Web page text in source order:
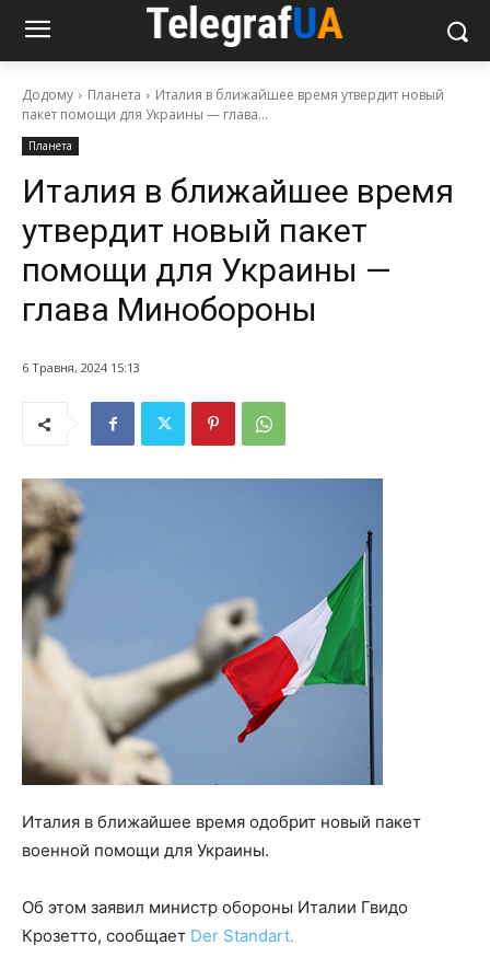
Додому Планета
Италия в ближайшее время утвердит новый
пакет помощи для Украины — глава...
Планета
Италия в ближайшее время
утвердит новый пакет
помощи для Украины —
глава Минобороны
6 Травня, 2024 15:13
Италия в ближайшее время одобрит новый пакет
военной помощи для Украины.
Об этом заявил министр обороны Италии Гвидо
Крозетто, сообщает Der Standart.